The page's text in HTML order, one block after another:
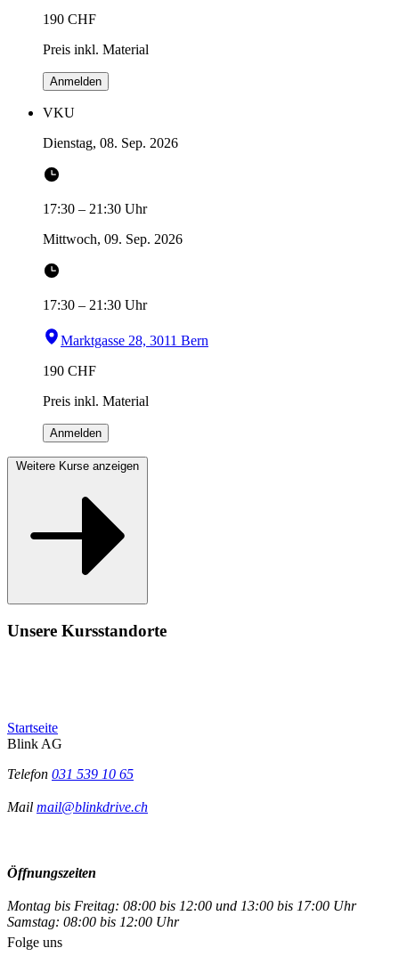
190 CHF
Preis inkl. Material
Anmelden
VKU
Dienstag, 08. Sep. 2026
17:30 – 21:30 Uhr
Mittwoch, 09. Sep. 2026
17:30 – 21:30 Uhr
Marktgasse 28, 3011 Bern
190 CHF
Preis inkl. Material
Anmelden
Weitere Kurse anzeigen
Unsere Kursstandorte
Startseite
Blink AG
Telefon 031 539 10 65
Mail mail@blinkdrive.ch
Öffnungszeiten
Montag bis Freitag: 08:00 bis 12:00 und 13:00 bis 17:00 Uhr
Samstag: 08:00 bis 12:00 Uhr
Folge uns